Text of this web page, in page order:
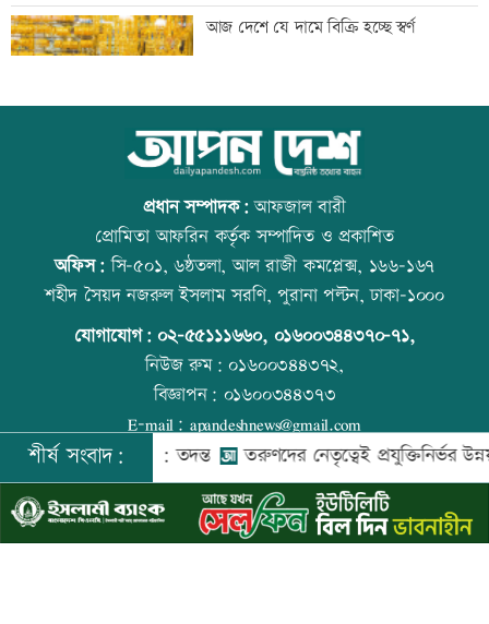
মাতারবাড়ি পৌঁছেছেন প্রধানমন্ত্রী
ওবায়দুল কাদেরসহ ৭ আসামির বিরুদ্ধে
ট্রাইব্যুনালে তৃতীয় দিনের যুক্তিতর্ক আজ
বিদেশ পালানোর সময় বড় সাজ্জাদের ভাই
আটক
বাবাকে শেষ বিদায় জানাতে রোজারিওতে
মেসি
বৃষ্টি নিয়ে নতুন বার্তা আবহাওয়া অফিসের
আজ দেশে যে দামে বিক্রি হচ্ছে স্বর্ণ
আজ বিশ্ব বন্ধু দিবস
কোরআন-হাদিসে নামাজ না পড়ার শাস্তি
আজ স্বর্ণ-রুপা যে দামে বিক্রি হচ্ছে
আজ দেশে স্বর্ণের দাম বাড়ল নাকি কমলো
প্রধান সম্পাদক:আফজাল বারী
প্রোমিতা আফরিন কর্তৃক সম্পাদিত ও প্রকাশিত
অফিস:সি-৫০১, ৬ষ্ঠতলা, আল রাজী কমপ্লেক্স, ১৬৬-১৬৭
শহীদ সৈয়দ নজরুল ইসলাম সরণি, পুরানা পল্টন, ঢাকা-১০০০
যোগাযোগ: ০২-৫৫১১১৬৬০, ০১৬০০৩৪৪৩৭০-৭১,
নিউজ রুম:০১৬০০৩৪৪৩৭২,
বিজ্ঞাপন: ০১৬০০৩৪৪৩৭৩
E-mail: apandeshnews@gmail.com
©২০২৬ |আপন দেশ ডটকমকর্তৃক সর্বসত্ব ® সংরক্ষিত | উন্নয়নে
ইমিথমেকারস.কম
শীর্ষ সংবাদ:
গুম করা হয়: তদন্ত তরুণদের নেতৃত্বেই প্রযুক্তিনির্ভর উন্নয়ন হবে: